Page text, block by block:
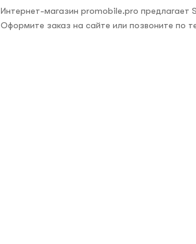
Интернет-магазин promobile.pro предлагает
Оформите заказ на сайте или позвоните по